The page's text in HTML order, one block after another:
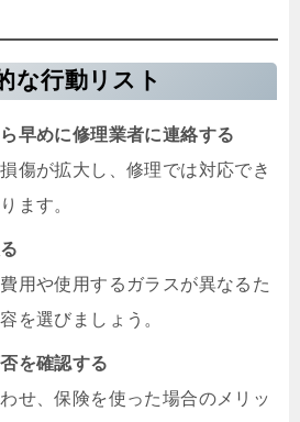
な行動リスト
早めに修理業者に連絡する
傷が拡大し、修理では対応でき
ます。
用や使用するガラスが異なるた
を選びましょう。
を確認する
せ、保険を使った場合のメリッ